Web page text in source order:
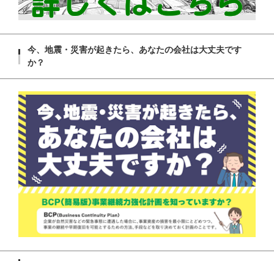
今、地震・災害が起きたら、あなたの会社は大丈夫です
か？